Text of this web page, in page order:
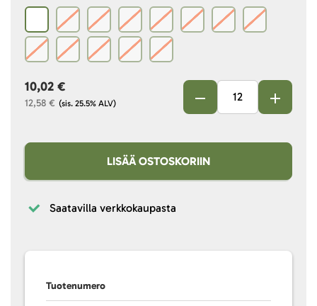
(sis. 25.5% ALV)
12,58 €
10,02 €
LISÄÄ OSTOSKORIIN
Saatavilla verkkokaupasta
Tuotenumero